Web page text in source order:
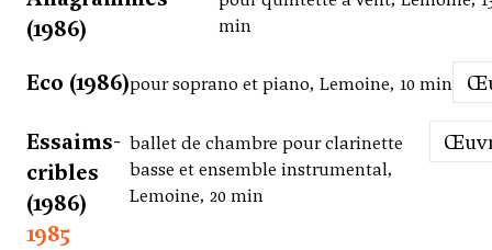
(1986)
min
Eco (1986)pour soprano et piano, Lemoine, 10 min
Essaims-
cribles
(1986)
ballet de chambre pour clarinette
basse et ensemble instrumental,
Lemoine, 20 min
1985